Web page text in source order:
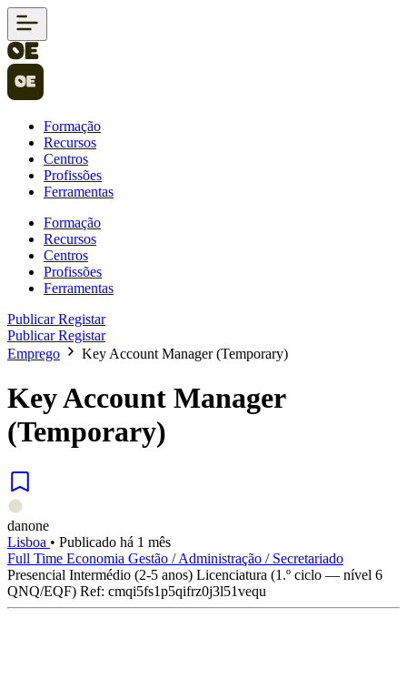
Formação
Recursos
Centros
Profissões
Ferramentas
Formação
Recursos
Centros
Profissões
Ferramentas
PublicarRegistar
PublicarRegistar
Emprego
Key Account Manager (Temporary)
Key Account Manager
(Temporary)
danone
Lisboa • Publicado há 1 mês
Full Time Economia Gestão / Administração / Secretariado
Presencial Intermédio (2-5 anos) Licenciatura (1.º ciclo — nível 6
QNQ/EQF) Ref: cmqi5fs1p5qifrz0j3l51vequ